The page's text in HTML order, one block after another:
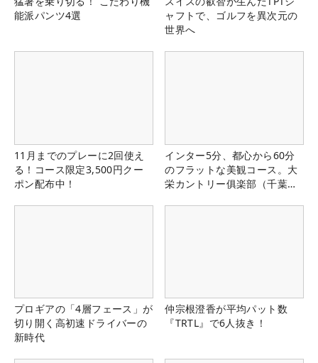
能派パンツ4選
ャフトで、ゴルフを異次元の
世界へ
11月までのプレーに2回使え
る！コース限定3,500円クー
ポン配布中！
インター5分、都心から60分
のフラットな美観コース。大
栄カントリー俱楽部（千葉
プロギアの「4層フェース」が
切り開く高初速ドライバーの
新時代
仲宗根澄香が平均パット数
『TRTL』で6人抜き！